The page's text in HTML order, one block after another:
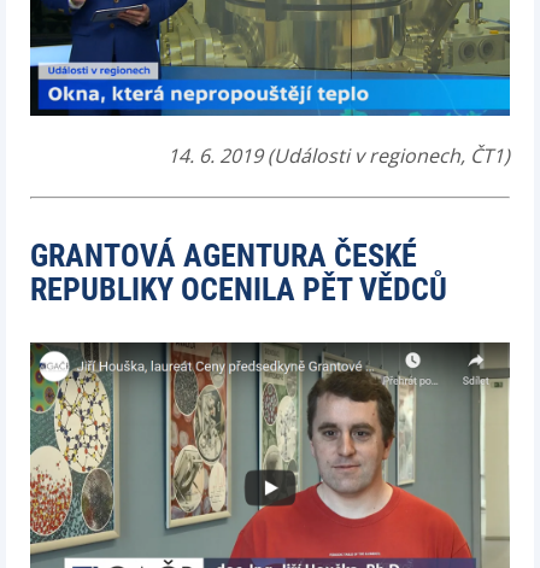
14. 6. 2019 (Události v regionech, ČT1)
GRANTOVÁ AGENTURA ČESKÉ
REPUBLIKY OCENILA PĚT VĚDCŮ